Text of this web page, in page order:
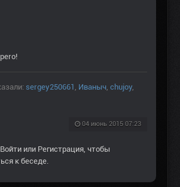
sergey250661 , Иваныч, chujoy,
04 июнь 2015 07:23
Войти или Регистрация, чтобы
к беседе.